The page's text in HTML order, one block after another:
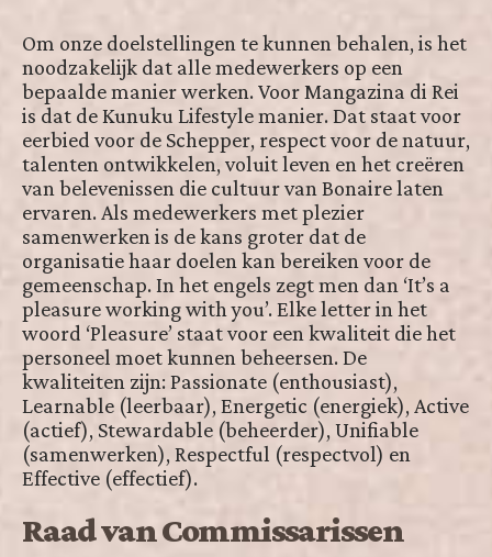
Om onze doelstellingen te kunnen behalen, is het
noodzakelijk dat alle medewerkers op een
bepaalde manier werken. Voor Mangazina di Rei
is dat de Kunuku Lifestyle manier. Dat staat voor
eerbied voor de Schepper, respect voor de natuur,
talenten ontwikkelen, voluit leven en het creëren
van belevenissen die cultuur van Bonaire laten
ervaren. Als medewerkers met plezier
samenwerken is de kans groter dat de
organisatie haar doelen kan bereiken voor de
gemeenschap. In het engels zegt men dan ‘It’s a
pleasure working with you’. Elke letter in het
woord ‘Pleasure’ staat voor een kwaliteit die het
personeel moet kunnen beheersen. De
kwaliteiten zijn: Passionate (enthousiast),
Learnable (leerbaar), Energetic (energiek), Active
(actief), Stewardable (beheerder), Unifiable
(samenwerken), Respectful (respectvol) en
Effective (effectief).
Raad van Commissarissen